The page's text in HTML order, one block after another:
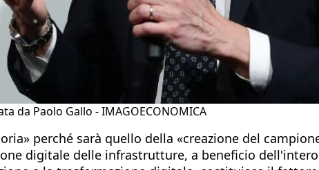
da Paolo Gallo - IMAGOECONOMICA
perché sarà quello della «creazione del
digitale delle infrastrutture, a beneficio